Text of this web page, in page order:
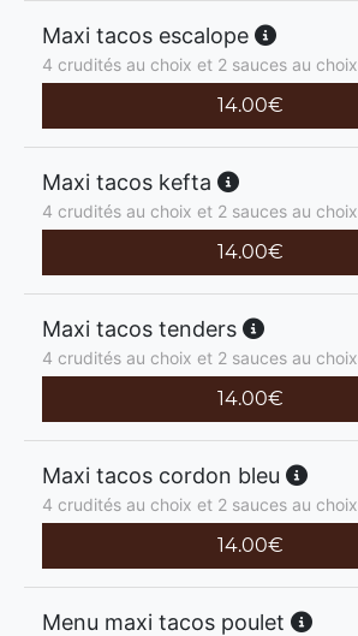
Maxi tacos escalope
4 crudités au choix et 2 sauces au choix
14.00€
Maxi tacos kefta
4 crudités au choix et 2 sauces au choix
14.00€
Maxi tacos tenders
4 crudités au choix et 2 sauces au choix
14.00€
Maxi tacos cordon bleu
4 crudités au choix et 2 sauces au choix
14.00€
Menu maxi tacos poulet